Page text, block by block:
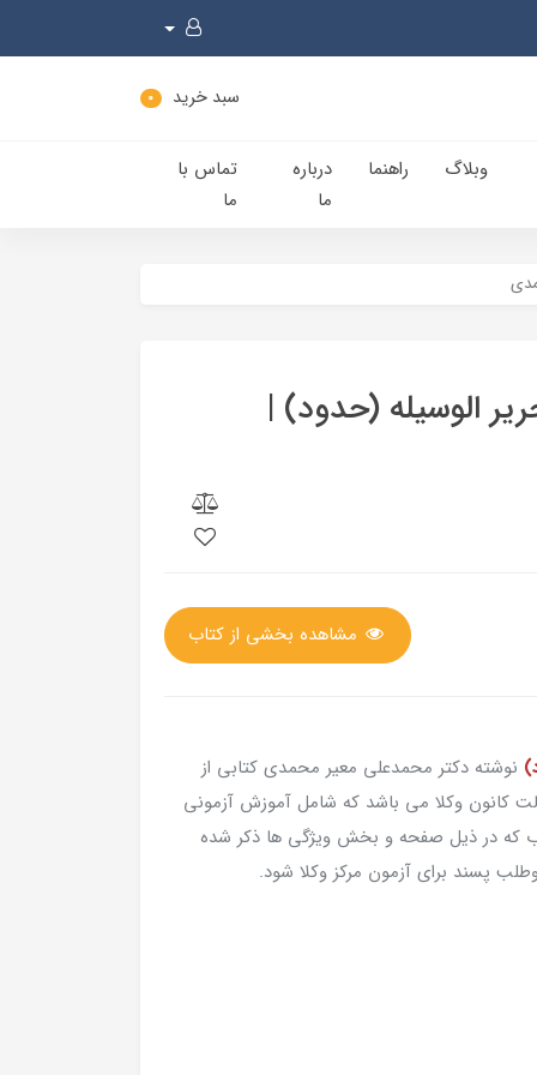
سبد خرید 0
وبلاگ راهنما
درباره
ما
تماس با
ما
الوسیله (حدود) |
مشاهده بخشی از کتاب
نوشته دکتر محمدعلی معیر محمدی کتابی از
کانون وکلا می باشد که شامل آموزش آزمونی
که در ذیل صفحه و بخش ویژگی ها ذکر شده
پسند برای آزمون مرکز وکلا شود.